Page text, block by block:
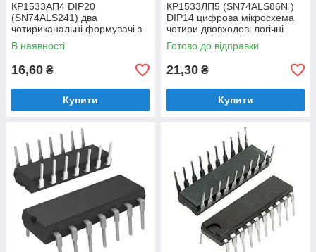
КР1533АП4 DIP20
(SN74ALS241) два
чотириканальні формувачі з
трьома станами на виході
В наявності
16,60 ₴
Купити
КР1533ЛП5 (SN74ALS86N )
DIP14 цифрова мікросхема
чотири двовходові логічні
елементи Виключає АБО.
Готово до відправки
21,30 ₴
Купити